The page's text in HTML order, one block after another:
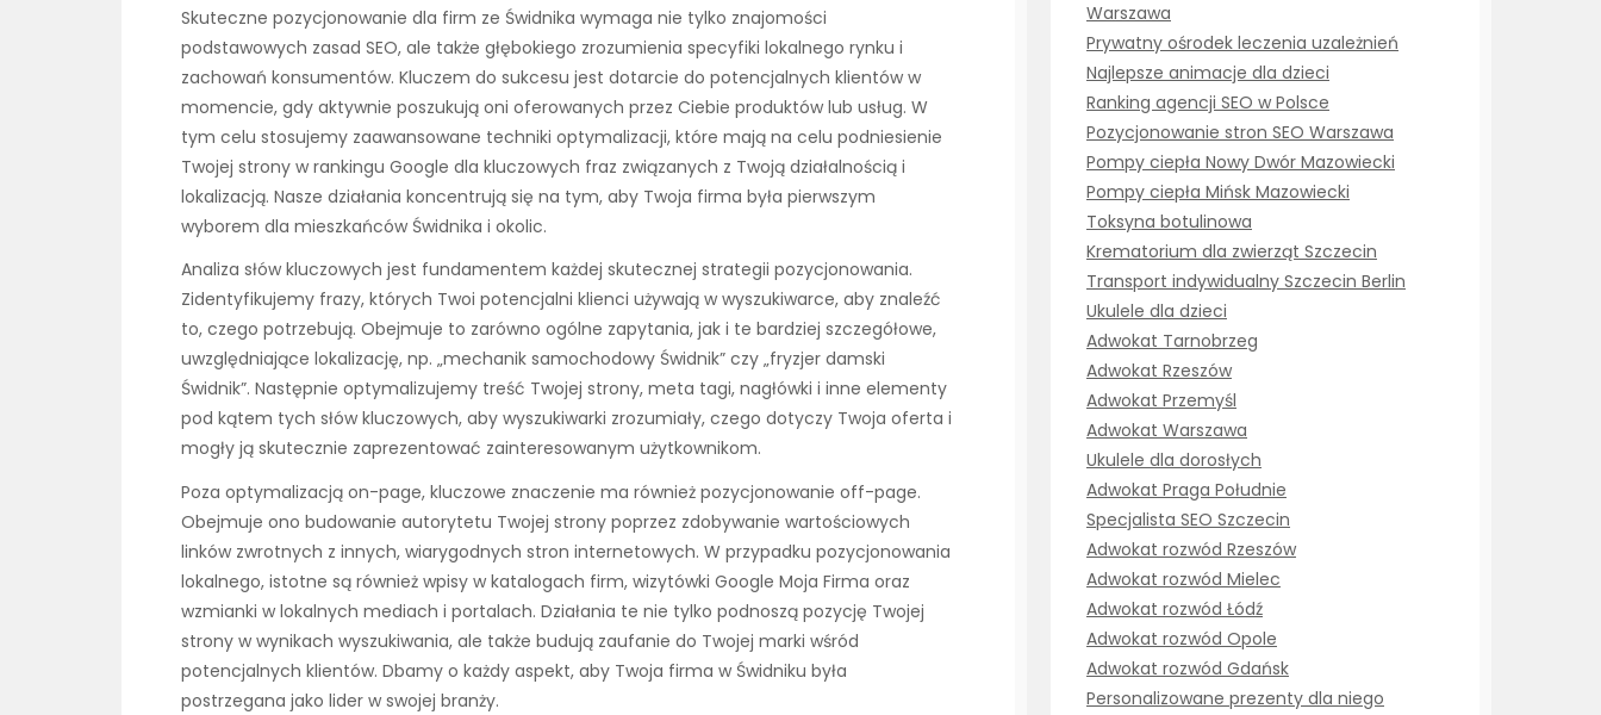
Skuteczne pozycjonowanie dla firm ze Świdnika wymaga nie tylko znajomości
podstawowych zasad SEO, ale także głębokiego zrozumienia specyfiki lokalnego rynku i
zachowań konsumentów. Kluczem do sukcesu jest dotarcie do potencjalnych klientów w
momencie, gdy aktywnie poszukują oni oferowanych przez Ciebie produktów lub usług. W
tym celu stosujemy zaawansowane techniki optymalizacji, które mają na celu podniesienie
Twojej strony w rankingu Google dla kluczowych fraz związanych z Twoją działalnością i
lokalizacją. Nasze działania koncentrują się na tym, aby Twoja firma była pierwszym
wyborem dla mieszkańców Świdnika i okolic.
Analiza słów kluczowych jest fundamentem każdej skutecznej strategii pozycjonowania.
Zidentyfikujemy frazy, których Twoi potencjalni klienci używają w wyszukiwarce, aby znaleźć
to, czego potrzebują. Obejmuje to zarówno ogólne zapytania, jak i te bardziej szczegółowe,
uwzględniające lokalizację, np. „mechanik samochodowy Świdnik” czy „fryzjer damski
Świdnik”. Następnie optymalizujemy treść Twojej strony, meta tagi, nagłówki i inne elementy
pod kątem tych słów kluczowych, aby wyszukiwarki zrozumiały, czego dotyczy Twoja oferta i
mogły ją skutecznie zaprezentować zainteresowanym użytkownikom.
Poza optymalizacją on-page, kluczowe znaczenie ma również pozycjonowanie off-page.
Obejmuje ono budowanie autorytetu Twojej strony poprzez zdobywanie wartościowych
linków zwrotnych z innych, wiarygodnych stron internetowych. W przypadku pozycjonowania
lokalnego, istotne są również wpisy w katalogach firm, wizytówki Google Moja Firma oraz
wzmianki w lokalnych mediach i portalach. Działania te nie tylko podnoszą pozycję Twojej
strony w wynikach wyszukiwania, ale także budują zaufanie do Twojej marki wśród
potencjalnych klientów. Dbamy o każdy aspekt, aby Twoja firma w Świdniku była
postrzegana jako lider w swojej branży.
Warszawa
Prywatny ośrodek leczenia uzależnień
Najlepsze animacje dla dzieci
Ranking agencji SEO w Polsce
Pozycjonowanie stron SEO Warszawa
Pompy ciepła Nowy Dwór Mazowiecki
Pompy ciepła Mińsk Mazowiecki
Toksyna botulinowa
Krematorium dla zwierząt Szczecin
Transport indywidualny Szczecin Berlin
Ukulele dla dzieci
Adwokat Tarnobrzeg
Adwokat Rzeszów
Adwokat Przemyśl
Adwokat Warszawa
Ukulele dla dorosłych
Adwokat Praga Południe
Specjalista SEO Szczecin
Adwokat rozwód Rzeszów
Adwokat rozwód Mielec
Adwokat rozwód Łódź
Adwokat rozwód Opole
Adwokat rozwód Gdańsk
Personalizowane prezenty dla niego